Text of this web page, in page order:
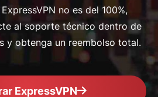
no es del 100%,
al soporte técnico dentro de
y obtenga un reembolso total.
ExpressVPN